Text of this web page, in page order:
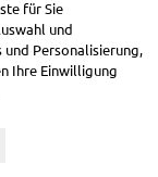
kombiniert:
kombiniert:
für Sie
und
Personalisierung,
Ihre Einwilligung